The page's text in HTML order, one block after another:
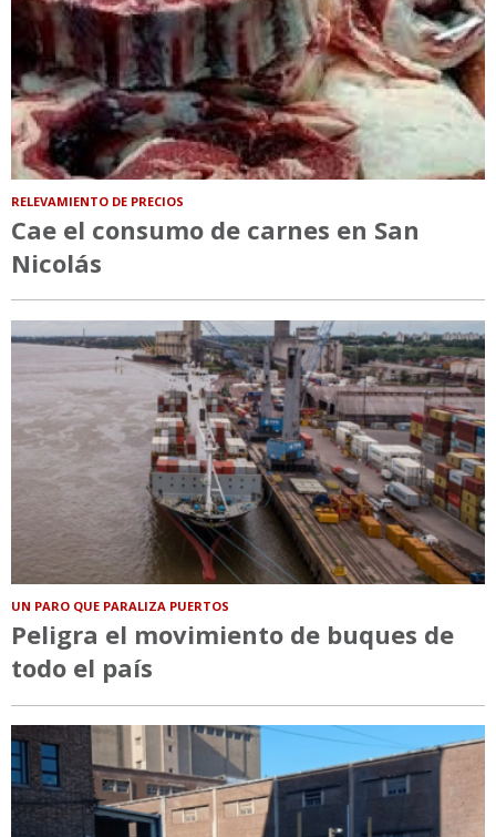
RELEVAMIENTO DE PRECIOS
Cae el consumo de carnes en San
Nicolás
UN PARO QUE PARALIZA PUERTOS
Peligra el movimiento de buques de
todo el país